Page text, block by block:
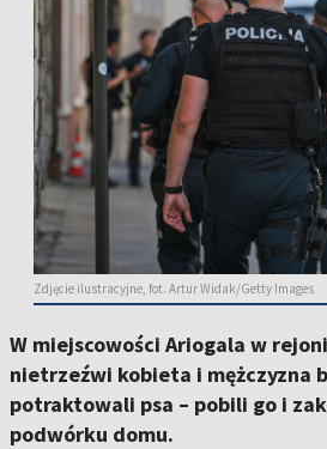
Zdjęcie ilustracyjne, fot. Artur Widak/Getty Images
W miejscowości Ariogala w
nietrzeźwi kobieta i mężczyzna
potraktowali psa – pobili go i
podwórku domu.